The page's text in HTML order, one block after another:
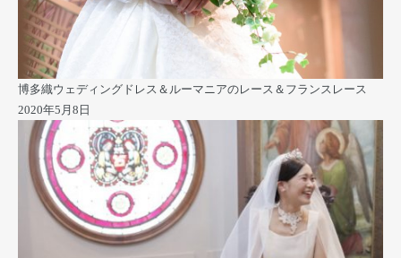
博多織ウェディングドレス＆ルーマニアのレース＆フランスレース
2020年5月8日